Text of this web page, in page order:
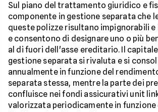
Sul piano del trattamento giuridico e
componente in gestione separata che
queste polizze risultano impignorabili
e consentono di designare uno o più
al di fuori dell'asse ereditario. Il
gestione separata si rivaluta e si
annualmente in funzione del
separata stessa, mentre la parte dei
confluisce nei fondi assicurativi unit
valorizzata periodicamente in